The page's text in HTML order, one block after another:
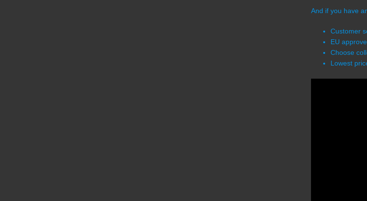
And if you have
Customer
EU
Choose
Lowest